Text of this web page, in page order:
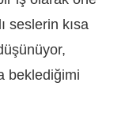
seslerin kısa
beklediğimi